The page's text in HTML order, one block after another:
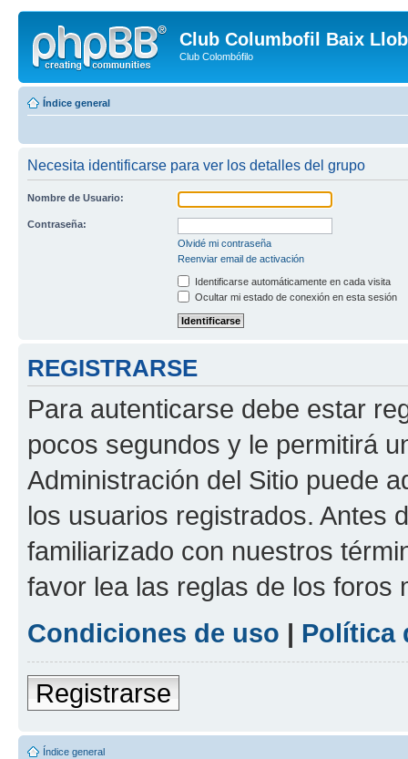
Club Columbofil Baix
Club Colombófilo
Índice general
Necesita identificarse para ver los detalles del grupo
Nombre de Usuario:
Contraseña:
Olvidé mi contraseña
Reenviar email de activación
Identificarse automáticamente en cada visita
Ocultar mi estado de conexión en esta sesión
REGISTRARSE
Para autenticarse debe estar
pocos segundos y le permitirá
Administración del Sitio puede
los usuarios registrados. Antes
familiarizado con nuestros
favor lea las reglas de los foros
Condiciones de uso | Política
Registrarse
Índice general